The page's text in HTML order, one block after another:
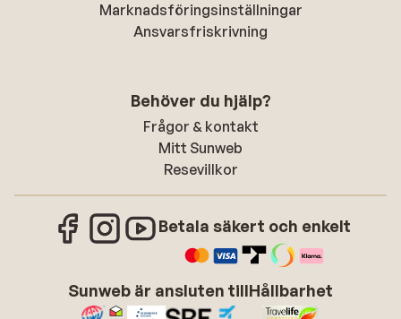
Marknadsföringsinställningar
Ansvarsfriskrivning
Behöver du hjälp?
Frågor & kontakt
Mitt Sunweb
Resevillkor
Betala säkert och enkelt
Sunweb är ansluten tillHållbarhet